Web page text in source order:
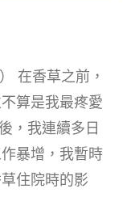
在香草之前，
算是我最疼愛
，我連續多日
暴增，我暫時
住院時的影